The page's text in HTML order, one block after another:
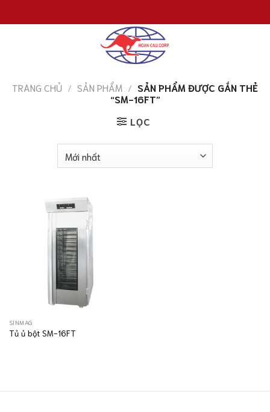
đến
TRANG CHỦ / SẢN PHẨM / SẢN PHẨM ĐƯỢC GẮN THẺ
“SM-16FT”
LỌC
SINMAG
Tủ ủ bột SM-16FT